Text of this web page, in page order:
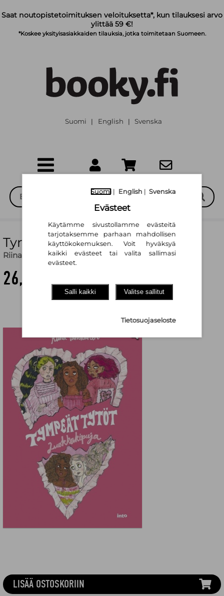
Saat noutopistetoimituksen veloituksetta*, kun tilauksesi arvo
ylittää 59 €!
*Koskee yksityisasiakkaiden tilauksia, jotka toimitetaan Suomeen.
Suomi | English | Svenska
Tympeät tytöt : Luokkakipuja
Riina Tanskanen
26,10 €
LISÄÄ OSTOSKORIIN
Suomi | English | Svenska
Evästeet
Käytämme sivustollamme evästeitä
tarjotaksemme parhaan mahdollisen
käyttökokemuksen. Voit hyväksyä
kaikki evästeet tai valita sallimasi
evästeet.
Salli kaikki Valitse sallitut
Tietosuojaseloste